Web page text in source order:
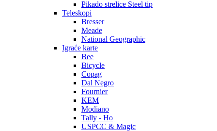
Pikado strelice Steel tip
Teleskopi
Bresser
Meade
National Geographic
Igraće karte
Bee
Bicycle
Copag
Dal Negro
Fournier
KEM
Modiano
Tally - Ho
USPCC & Magic